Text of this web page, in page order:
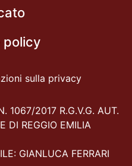
policy
sulla privacy
1067/2017 R.G.V.G. AUT.
DI REGGIO EMILIA
GIANLUCA FERRARI